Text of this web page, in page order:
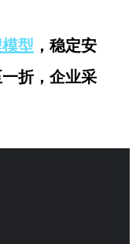
型 ，稳定安
折，企业采